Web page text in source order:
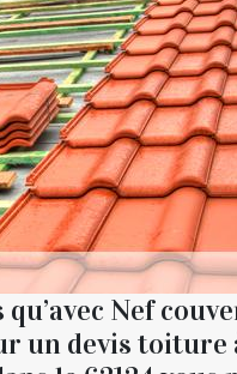
qu’avec Nef
un devis toiture